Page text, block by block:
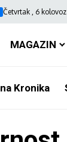
Četvrtak , 6
MAGAZIN
Kronika